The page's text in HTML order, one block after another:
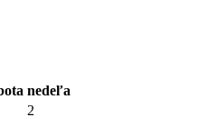
nedeľa
2